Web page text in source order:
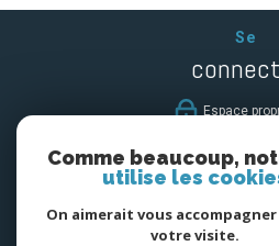
Se
espace
Nous
Comme beaucoup,
utilise les
On aimerait vous
votre visite.